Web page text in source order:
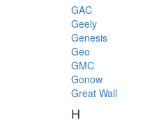
GAC
Geely
Genesis
Geo
GMC
Gonow
Great Wall
H